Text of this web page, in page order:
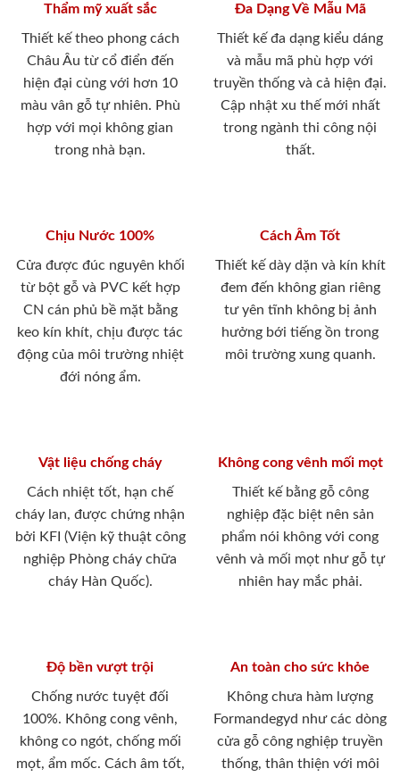
Thẩm mỹ xuất sắc
Thiết kế theo phong cách
Châu Âu từ cổ điển đến
hiện đại cùng với hơn 10
màu vân gỗ tự nhiên. Phù
hợp với mọi không gian
trong nhà bạn.
Đa Dạng Về Mẫu Mã
Thiết kế đa dạng kiểu dáng
và mẫu mã phù hợp với
truyền thống và cả hiện đại.
Cập nhật xu thế mới nhất
trong ngành thi công nội
thất.
Chịu Nước 100%
Cửa được đúc nguyên khối
từ bột gỗ và PVC kết hợp
CN cán phủ bề mặt bằng
keo kín khít, chịu được tác
động của môi trường nhiệt
đới nóng ẩm.
Cách Âm Tốt
Thiết kế dày dặn và kín khít
đem đến không gian riêng
tư yên tĩnh không bị ảnh
hưởng bới tiếng ồn trong
môi trường xung quanh.
Vật liệu chống cháy
Cách nhiệt tốt, hạn chế
cháy lan, được chứng nhận
bởi KFI (Viện kỹ thuật công
nghiệp Phòng cháy chữa
cháy Hàn Quốc).
Không cong vênh mối mọt
Thiết kế bằng gỗ công
nghiệp đặc biệt nên sản
phẩm nói không với cong
vênh và mối mọt như gỗ tự
nhiên hay mắc phải.
Độ bền vượt trội
Chống nước tuyệt đối
100%. Không cong vênh,
không co ngót, chống mối
mọt, ẩm mốc. Cách âm tốt,
An toàn cho sức khỏe
Không chưa hàm lượng
Formandegyd như các dòng
cửa gỗ công nghiệp truyền
thống, thân thiện với môi